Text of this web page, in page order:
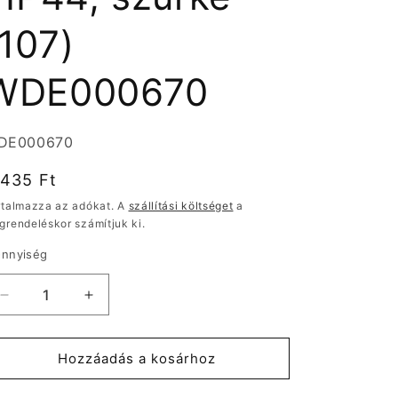
Ft
az adókat. A szállítási költséget a
számítjuk ki.
Schneider
CEDAR
PLUS
Keresztkapcsoló,
IP44,
Schneider
CEDAR
PLUS
Keresztkapcsoló,
IP44,
Hozzáadás a kosárhoz